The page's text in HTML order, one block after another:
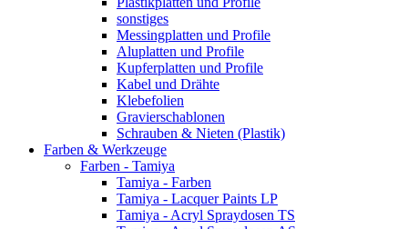
sonstiges
Messingplatten und Profile
Aluplatten und Profile
Kupferplatten und Profile
Kabel und Drähte
Klebefolien
Gravierschablonen
Schrauben & Nieten (Plastik)
Farben & Werkzeuge
Farben - Tamiya
Tamiya - Farben
Tamiya - Lacquer Paints LP
Tamiya - Acryl Spraydosen TS